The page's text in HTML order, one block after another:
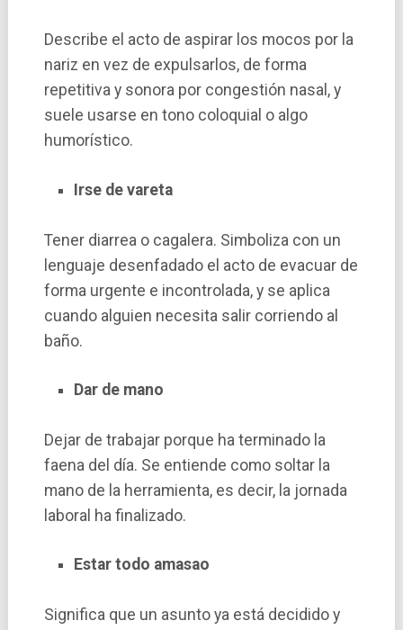
Describe el acto de aspirar los mocos por la
nariz en vez de expulsarlos, de forma
repetitiva y sonora por congestión nasal, y
suele usarse en tono coloquial o algo
humorístico.
Irse de vareta
Tener diarrea o cagalera. Simboliza con un
lenguaje desenfadado el acto de evacuar de
forma urgente e incontrolada, y se aplica
cuando alguien necesita salir corriendo al
baño.
Dar de mano
Dejar de trabajar porque ha terminado la
faena del día. Se entiende como soltar la
mano de la herramienta, es decir, la jornada
laboral ha finalizado.
Estar todo amasao
Significa que un asunto ya está decidido y